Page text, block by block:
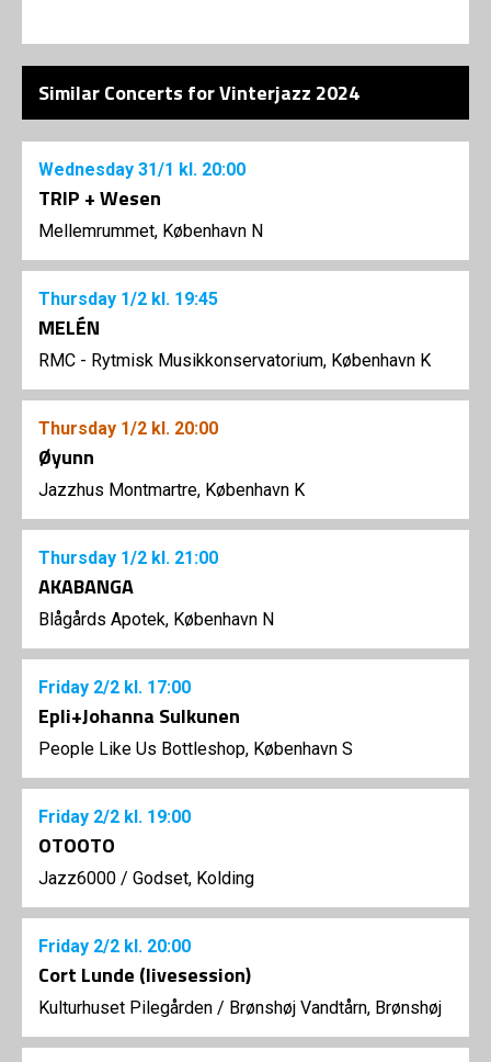
Similar Concerts for Vinterjazz 2024
Wednesday 31/1 kl. 20:00
TRIP + Wesen
Mellemrummet, København N
Thursday 1/2 kl. 19:45
MELÉN
RMC - Rytmisk Musikkonservatorium, København K
Thursday 1/2 kl. 20:00
Øyunn
Jazzhus Montmartre, København K
Thursday 1/2 kl. 21:00
AKABANGA
Blågårds Apotek, København N
Friday 2/2 kl. 17:00
Epli+Johanna Sulkunen
People Like Us Bottleshop, København S
Friday 2/2 kl. 19:00
OTOOTO
Jazz6000 / Godset, Kolding
Friday 2/2 kl. 20:00
Cort Lunde (livesession)
Kulturhuset Pilegården / Brønshøj Vandtårn, Brønshøj